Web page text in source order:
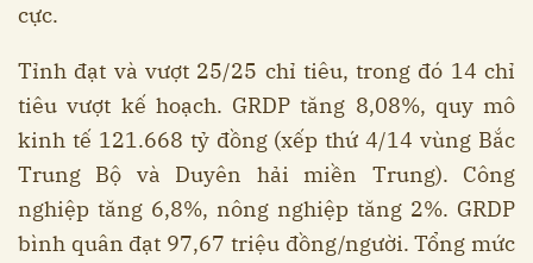
cực.
Tỉnh đạt và vượt 25/25 chỉ tiêu, trong đó 14 chỉ
tiêu vượt kế hoạch. GRDP tăng 8,08%, quy mô
kinh tế 121.668 tỷ đồng (xếp thứ 4/14 vùng Bắc
Trung Bộ và Duyên hải miền Trung). Công
nghiệp tăng 6,8%, nông nghiệp tăng 2%. GRDP
bình quân đạt 97,67 triệu đồng/người. Tổng mức